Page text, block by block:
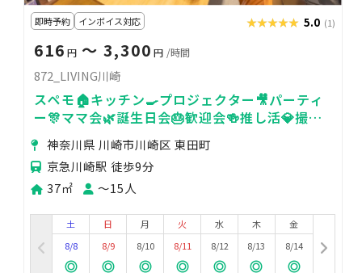
即時予約 インボイス対応 ★★★★★
★★★★★ 5.0 (1)
616 円〜 3,300 円 /時間
872_LIVING川崎
スペモ🏠キッチン🍳プロジェクター🎥パーティ
ー🎊ママ会🌿誕生日会🎂歓迎会🍻推し活💎撮影
📸872_LIVING川崎
神奈川県 川崎市川崎区 東田町
京急川崎駅 徒歩9分
37㎡
〜15人
土
8/8
日
8/9
月
8/10
火
8/11
水
8/12
木
8/13
金
8/14